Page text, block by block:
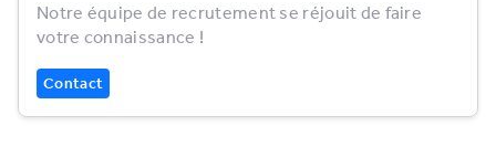
Notre équipe de recrutement se réjouit de faire
votre connaissance !
Contact